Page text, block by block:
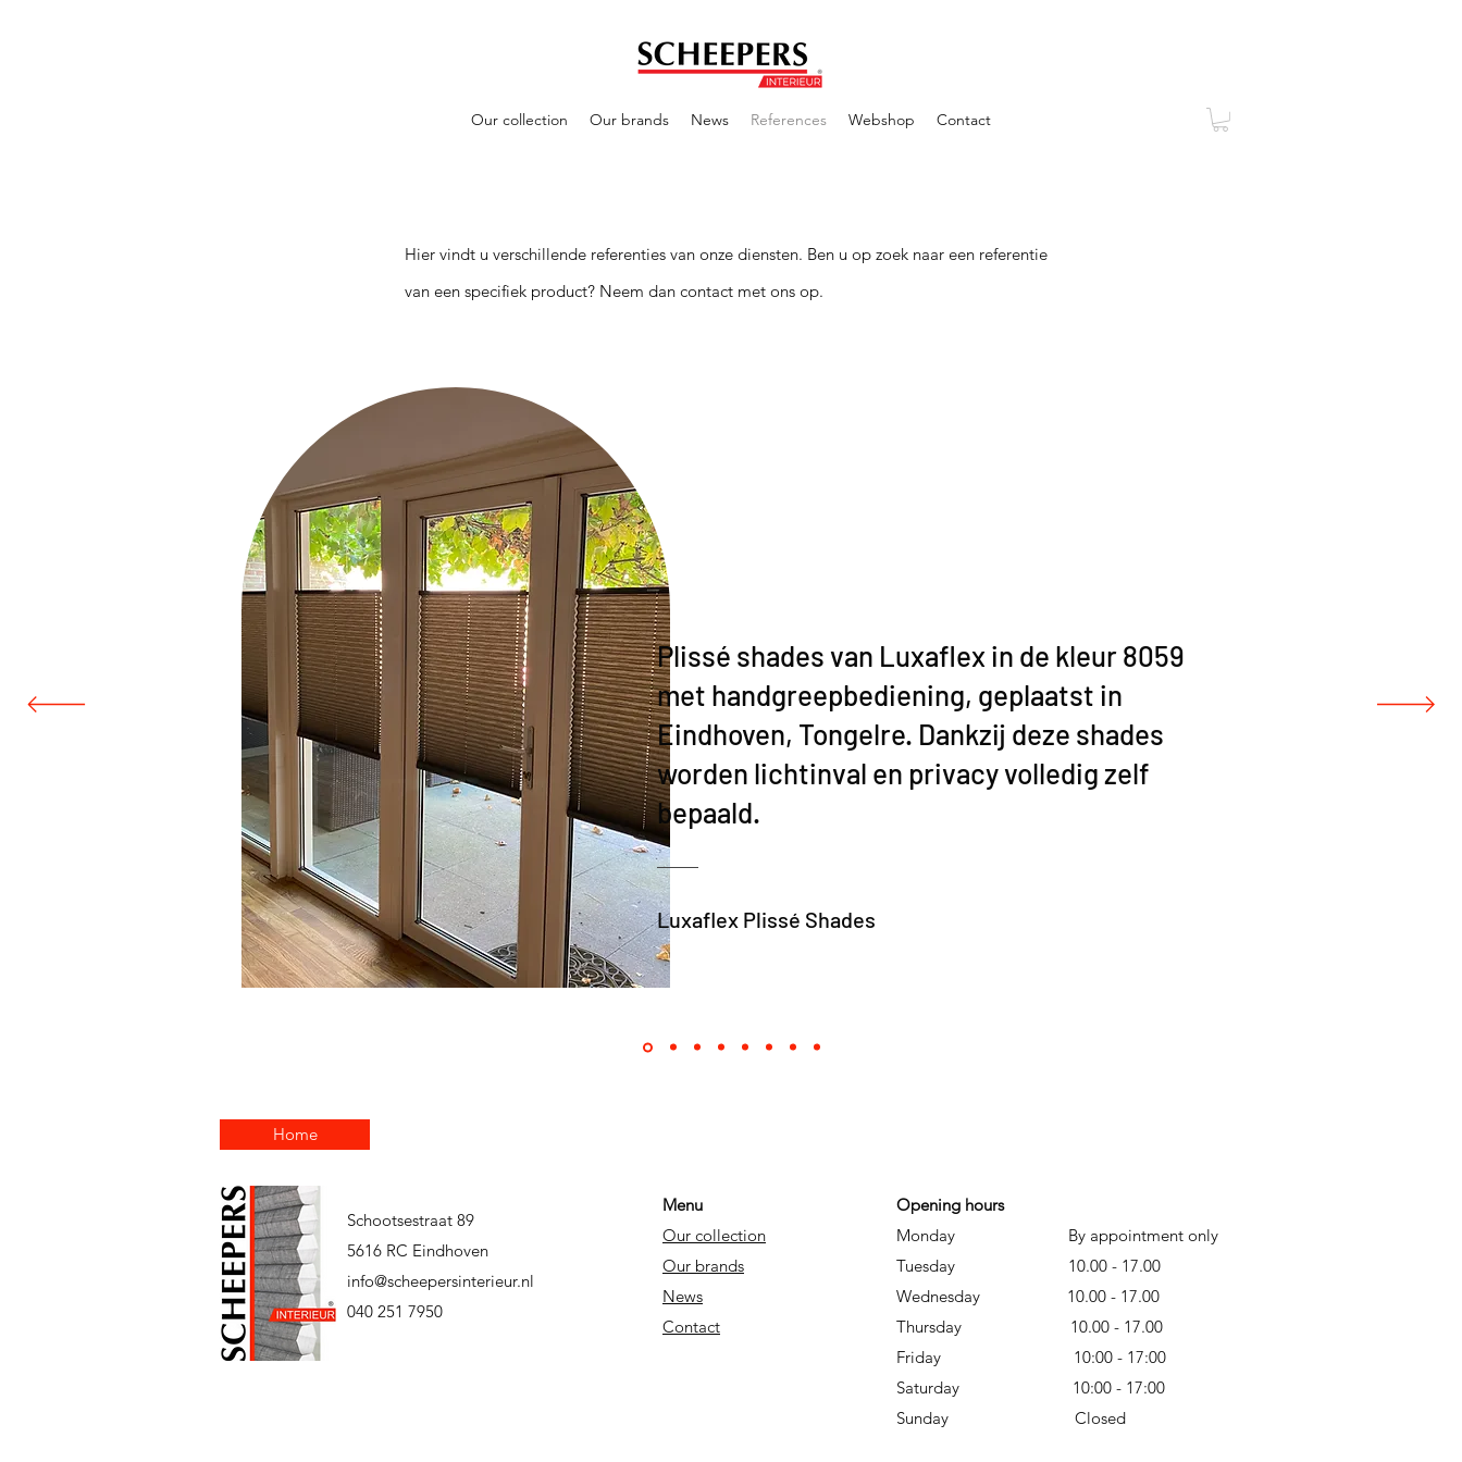
Our collection Our brands News References Webshop Contact
Hier vindt u verschillende referenties van onze diensten. Ben u op zoek naar een referentie
van een specifiek product? Neem dan contact met ons op.
Plissé shades van Luxaflex in de kleur 8059
met handgreepbediening, geplaatst in
Eindhoven, Tongelre. Dankzij deze shades
worden lichtinval en privacy volledig zelf
bepaald.
Luxaflex Plissé Shades
Home
Schootsestraat 89
5616 RC Eindhoven
info@scheepersinterieur.nl
040 251 7950
Menu
Our collection
Our brands
News
Contact
Opening hours
Monday By appointment only
Tuesday 10.00 - 17.00
Wednesday
10.00 - 17.00
Thursday 10.00 - 17.00
Friday
10:00 - 17:00
Saturday 10:00 - 17:00
Sunday Closed